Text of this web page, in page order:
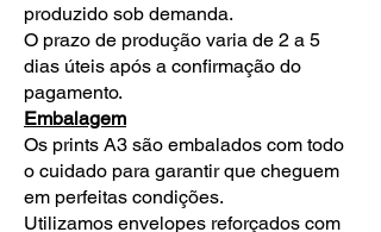
produzido sob demanda.
O prazo de produção varia de 2 a 5
dias úteis após a confirmação do
pagamento.
Embalagem
Os prints A3 são embalados com todo
o cuidado para garantir que cheguem
em perfeitas condições.
Utilizamos envelopes reforçados com